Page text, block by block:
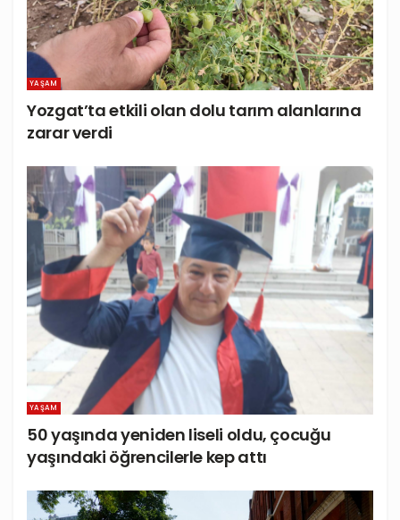
YAŞAM
Yozgat’ta etkili olan dolu tarım alanlarına
zarar verdi
YAŞAM
50 yaşında yeniden liseli oldu, çocuğu
yaşındaki öğrencilerle kep attı